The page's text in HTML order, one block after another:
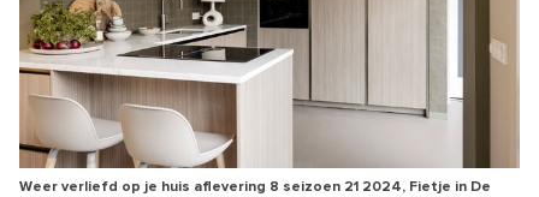
Weer verliefd op je huis aflevering 8 seizoen 21 2024, Fietje in De